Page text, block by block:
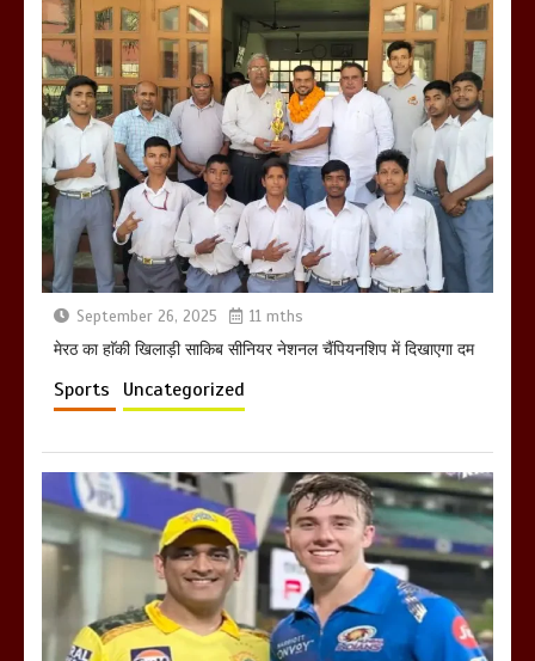
होलिका रखने पर लात मार कर होलिका को किया
तहस नहस,मोहल्ले वालों के साथ की गई गाली
गलोच ,कहा अगर रखी गई होली तो होगा खून
खराबा,
March 11, 2025
September 26, 2025 11 mths
मेरठ का हाॅकी खिलाड़ी साकिब सीनियर नेशनल चैंपियनशिप में दिखाएगा दम
Sports Uncategorized